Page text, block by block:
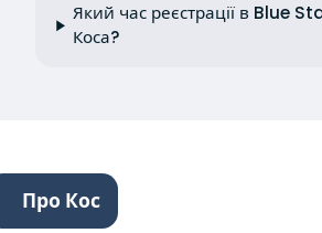
Який час реєстрації в Blue
Коса?
Про Кос